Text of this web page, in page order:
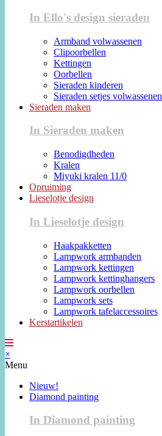
In Ello's design sieraden
Armband volwassenen
Clipoorbellen
Kettingen
Oorbellen
Sieraden kinderen
Sieraden setjes volwassenen
Sieraden maken
In Sieraden maken
Benodigdheden
Kralen
Miyuki kralen 11/0
Opruiming
Lieselotje design
In Lieselotje design
Haakpakketten
Lampwork armbanden
Lampwork kettingen
Lampwork kettinghangers
Lampwork oorbellen
Lampwork sets
Lampwork tafelaccessoires
Kerstartikelen
×
Menu
Nieuw!
Diamond painting
In Diamond painting